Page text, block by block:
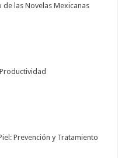
de las Novelas Mexicanas
Prevención y Tratamiento